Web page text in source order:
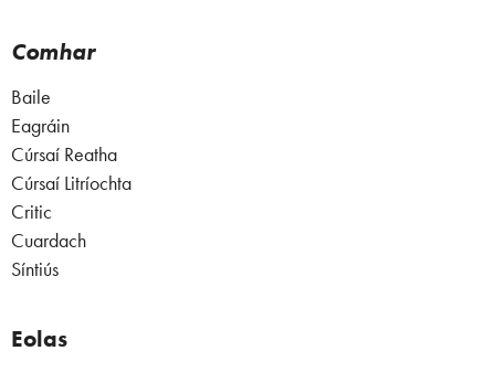
Comhar
Baile
Eagráin
Cúrsaí Reatha
Cúrsaí Litríochta
Critic
Cuardach
Síntiús
Eolas